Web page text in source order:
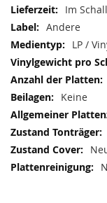
Im
Andere
LP /
Keine